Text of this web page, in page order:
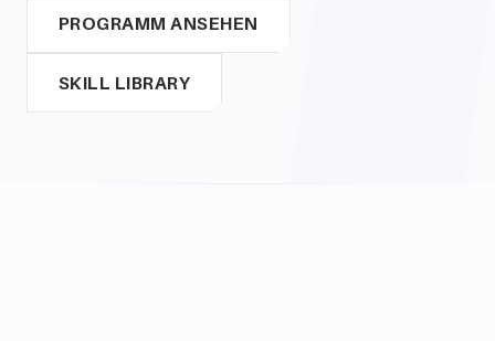
PROGRAMM ANSEHEN
SKILL LIBRARY